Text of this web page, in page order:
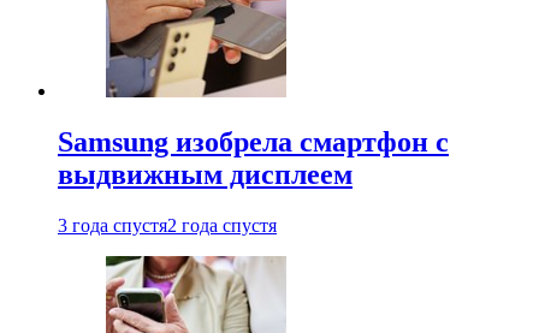
Samsung изобрела смартфон с
выдвижным дисплеем
3 года спустя2 года спустя